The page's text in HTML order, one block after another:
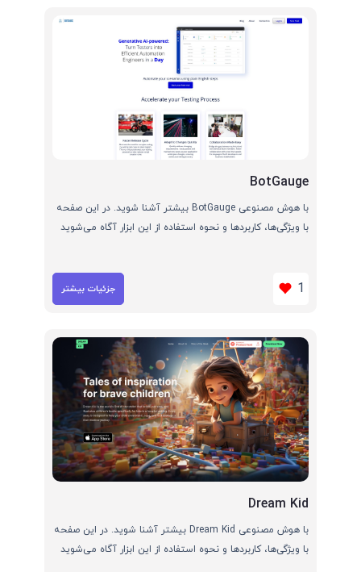
BotGauge
با هوش مصنوعی BotGauge بیشتر آشنا شوید. در این صفحه
با ویژگی‌ها، کاربردها و نحوه استفاده از این ابزار آگاه می‌شوید
1 جزئیات بیشتر
Dream Kid
با هوش مصنوعی Dream Kid بیشتر آشنا شوید. در این صفحه
با ویژگی‌ها، کاربردها و نحوه استفاده از این ابزار آگاه می‌شوید